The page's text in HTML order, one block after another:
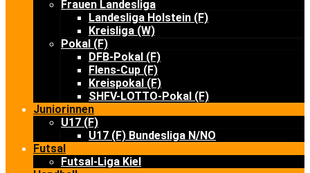
Frauen Landesliga
Landesliga Holstein (F)
Kreisliga (W)
Pokal (F)
DFB-Pokal (F)
Flens-Cup (F)
Kreispokal (F)
SHFV-LOTTO-Pokal (F)
Juniorinnen
U17 (F)
U17 (F) Bundesliga N/NO
Futsal
Futsal-Liga Kiel